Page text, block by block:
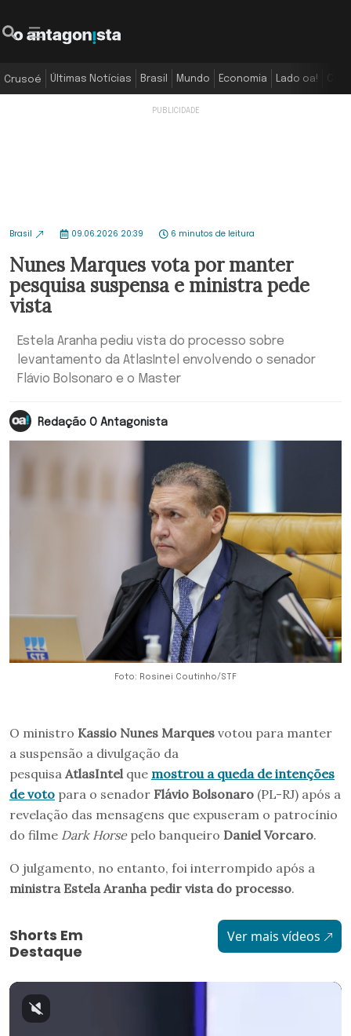
Crusoé Últimas Notícias Brasil Mundo Economia Lado oa!
Brasil 09.06.2026 20:39 6 minutos de leitura
Nunes Marques vota por manter
pesquisa suspensa e ministra pede
vista
Estela Aranha pediu vista do processo sobre
levantamento da AtlasIntel envolvendo o senador
Flávio Bolsonaro e o Master
Redação O Antagonista
Foto: Rosinei Coutinho/STF
O ministro Kassio Nunes Marques votou para manter
a suspensão a divulgação da
pesquisa AtlasIntel que mostrou a queda de intenções
de voto para o senador Flávio Bolsonaro (PL-RJ) após a
revelação das mensagens que expuseram o patrocínio
do filme Dark Horsepelo banqueiro Daniel Vorcaro.
O julgamento, no entanto, foi interrompido após a
ministra Estela Aranha pedir vista do processo.
Shorts Em
Destaque
Ver mais vídeos